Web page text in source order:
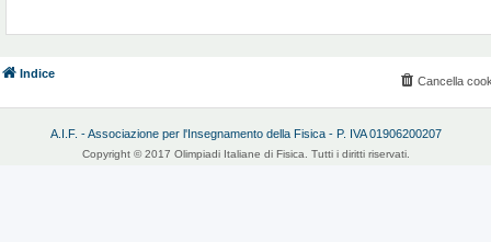
Indice
Cancella
A.I.F. - Associazione per l'Insegnamento della Fisica - P. IVA 01906200207
Copyright © 2017 Olimpiadi Italiane di Fisica. Tutti i diritti riservati.